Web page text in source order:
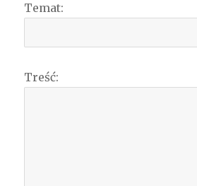
Temat:
Treść: